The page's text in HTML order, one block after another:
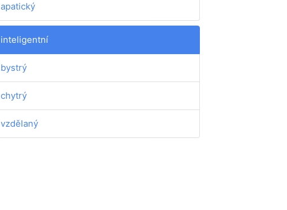
apatický
inteligentní
bystrý
chytrý
vzdělaný